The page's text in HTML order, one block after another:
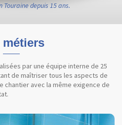
Touraine depuis 15 ans.
métiers
par une équipe interne de 25
de maîtriser tous les aspects de
avec la même exigence de